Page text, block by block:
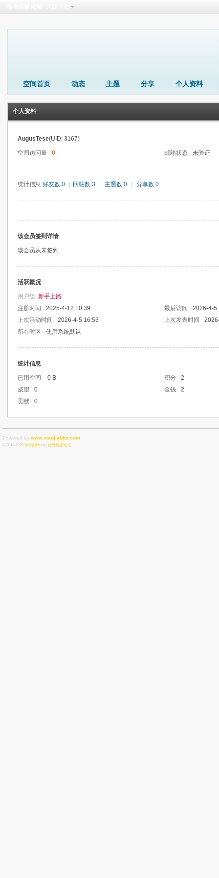
空间首页 动态 主题 分享 个人资料
个人资料
AugusTese(UID: 3167)
空间访问量 0 邮箱状态 未验证
统计信息 好友数 0 回帖数 3 主题数 0 分享数 0
该会员签到详情
该会员从未签到
活跃概况
用户组 新手上路
注册时间
2025-4-12 10:39 最后访问
2026-4-5
上次活动时间
2026-4-5 16:53 上次发表时间
所在时区
使用系统默认
统计信息
已用空间 0 B 积分
2
威望
0 金钱
2
贡献
0
Powered by www.wanjiabbs.com
© 2014-2026 Wanjiabbs by 传奇玩家论坛